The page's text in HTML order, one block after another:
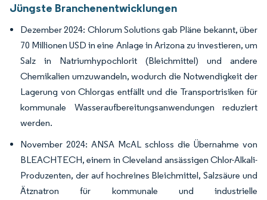
Jüngste Branchenentwicklungen
Dezember 2024: Chlorum Solutions gab Pläne bekannt, über
70 Millionen USD in eine Anlage in Arizona zu investieren, um
Salz in Natriumhypochlorit (Bleichmittel) und andere
Chemikalien umzuwandeln, wodurch die Notwendigkeit der
Lagerung von Chlorgas entfällt und die Transportrisiken für
kommunale Wasseraufbereitungsanwendungen reduziert
werden.
November 2024: ANSA McAL schloss die Übernahme von
BLEACHTECH, einem in Cleveland ansässigen Chlor-Alkali-
Produzenten, der auf hochreines Bleichmittel, Salzsäure und
Ätznatron für kommunale und industrielle